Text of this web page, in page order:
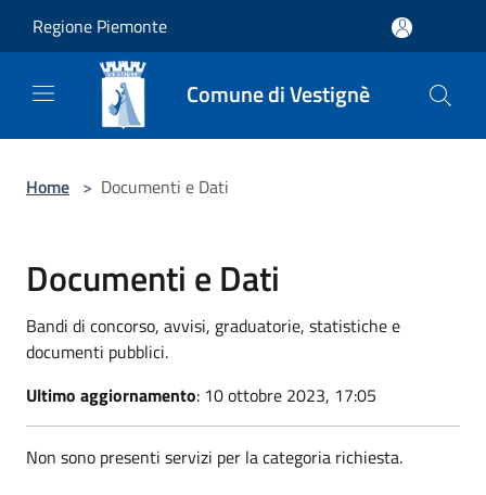
Regione Piemonte
Comune di Vestignè
Home > Documenti e Dati
Documenti e Dati
Bandi di concorso, avvisi, graduatorie, statistiche e
documenti pubblici.
Ultimo aggiornamento: 10 ottobre 2023, 17:05
Non sono presenti servizi per la categoria richiesta.